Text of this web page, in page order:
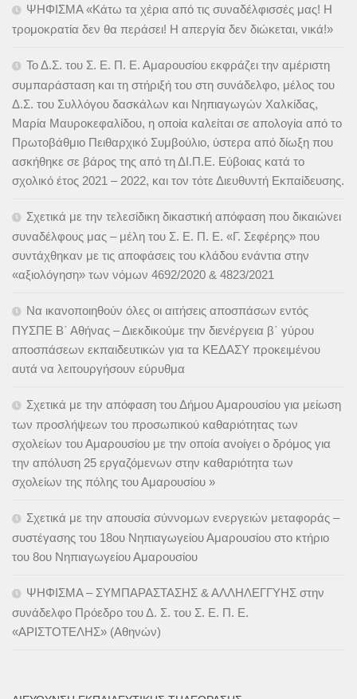
ΨΗΦΙΣΜΑ «Κάτω τα χέρια από τις συναδέλφισσές μας! Η
τρομοκρατία δεν θα περάσει! Η απεργία δεν διώκεται, νικά!»
Το Δ.Σ. του Σ. Ε. Π. Ε. Αμαρουσίου εκφράζει την αμέριστη
συμπαράσταση και τη στήριξή του στη συνάδελφο, μέλος του
Δ.Σ. του Συλλόγου δασκάλων και Νηπιαγωγών Χαλκίδας,
Μαρία Μαυροκεφαλίδου, η οποία καλείται σε απολογία από το
Πρωτοβάθμιο Πειθαρχικό Συμβούλιο, ύστερα από δίωξη που
ασκήθηκε σε βάρος της από τη ΔΙ.Π.Ε. Εύβοιας κατά το
σχολικό έτος 2021 – 2022, και τον τότε Διευθυντή Εκπαίδευσης.
Σχετικά με την τελεσίδικη δικαστική απόφαση που δικαιώνει
συναδέλφους μας – μέλη του Σ. Ε. Π. Ε. «Γ. Σεφέρης» που
συντάχθηκαν με τις αποφάσεις του κλάδου ενάντια στην
«αξιολόγηση» των νόμων 4692/2020 & 4823/2021
Να ικανοποιηθούν όλες οι αιτήσεις αποσπάσων εντός
ΠΥΣΠΕ Β΄ Αθήνας – Διεκδικούμε την διενέργεια β΄ γύρου
αποσπάσεων εκπαιδευτικών για τα ΚΕΔΑΣΥ προκειμένου
αυτά να λειτουργήσουν εύρυθμα
Σχετικά με την απόφαση του Δήμου Αμαρουσίου για μείωση
των προσλήψεων του προσωπικού καθαριότητας των
σχολείων του Αμαρουσίου με την οποία ανοίγει ο δρόμος για
την απόλυση 25 εργαζόμενων στην καθαριότητα των
σχολείων της πόλης του Αμαρουσίου »
Σχετικά με την απουσία σύννομων ενεργειών μεταφοράς –
συστέγασης του 18ου Νηπιαγωγείου Αμαρουσίου στο κτήριο
του 8ου Νηπιαγωγείου Αμαρουσίου
ΨΗΦΙΣΜΑ – ΣΥΜΠΑΡΑΣΤΑΣΗΣ & ΑΛΛΗΛΕΓΓΥΗΣ στην
συνάδελφο Πρόεδρο του Δ. Σ. του Σ. Ε. Π. Ε.
«ΑΡΙΣΤΟΤΕΛΗΣ» (Αθηνών)